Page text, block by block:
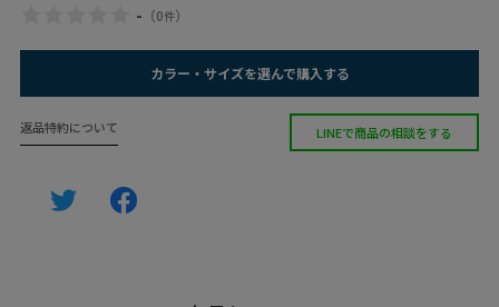
- （0件）
カラー・サイズを選んで購入する
返品特約について LINEで商品の相談をする